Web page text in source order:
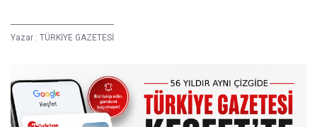
Yazar : TÜRKİYE GAZETESİ